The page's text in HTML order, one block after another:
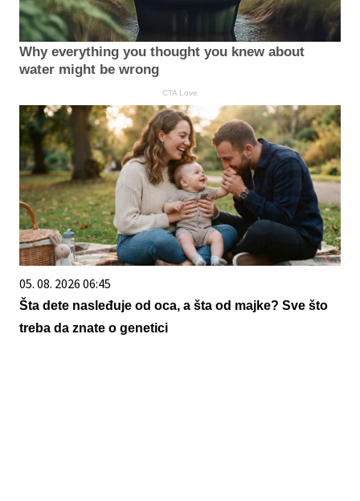
Why everything you thought you knew about
water might be wrong
CTA Love
05. 08. 2026 06:45
Šta dete nasleđuje od oca, a šta od majke? Sve što
treba da znate o genetici